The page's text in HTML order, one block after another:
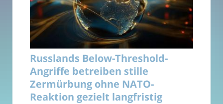
Russlands Below-Threshold-
Angriffe betreiben stille
Zermürbung ohne NATO-
Reaktion gezielt langfristig